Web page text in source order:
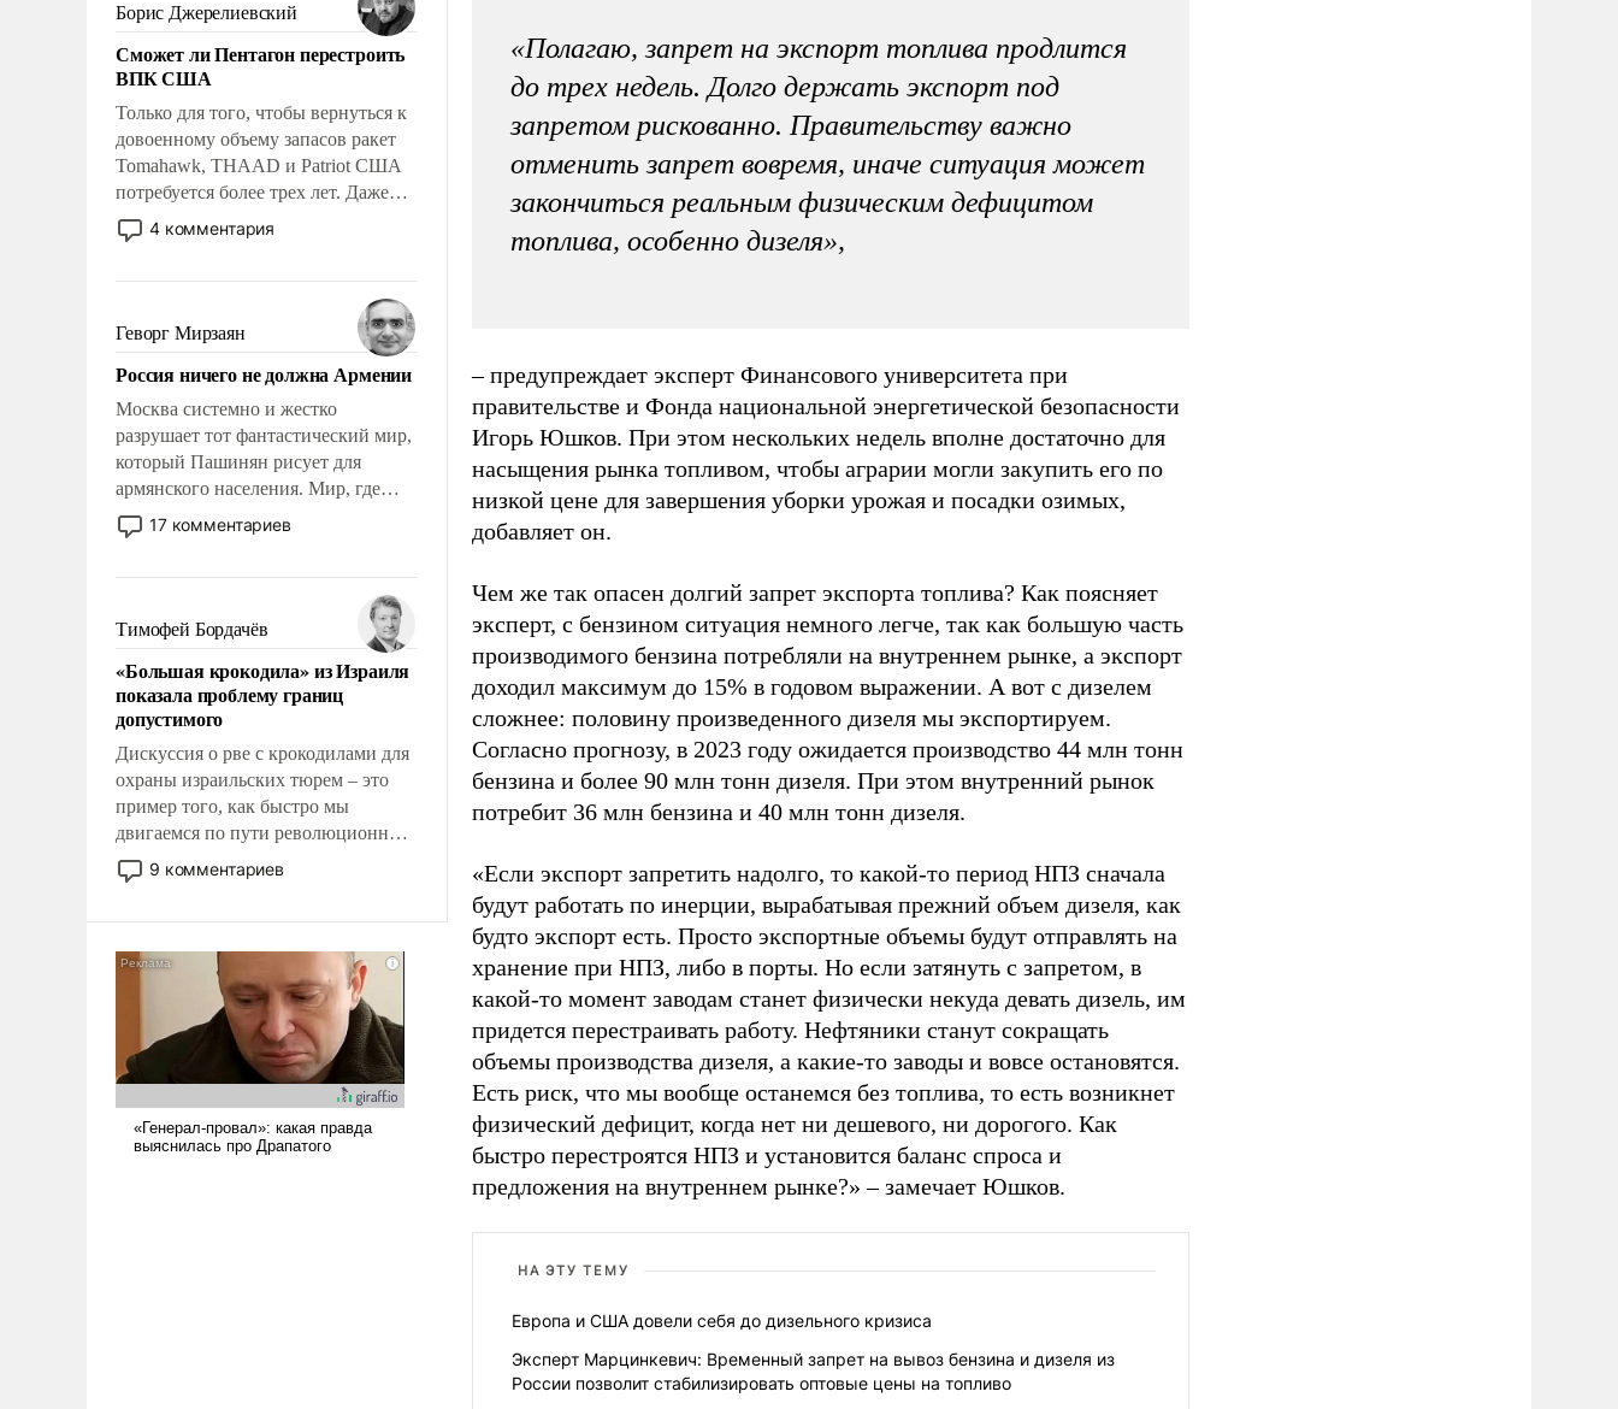
Борис Джерелиевский
Сможет ли Пентагон перестроить
ВПК США
Только для того, чтобы вернуться к
довоенному объему запасов ракет
Tomahawk, THAAD и Patriot США
потребуется более трех лет. Даже
небольшая война с Ираном
опустошила американские
уязвимости США, например, перед
Китаем.
4 комментария
Геворг Мирзаян
Россия ничего не должна Армении
Москва системно и жестко
разрушает тот фантастический мир,
который Пашинян рисует для
армянского населения. Мир, где
политические прожекты будут
безусловно оплачиваться за счет
где Еревану за свои поступки не
нужно отвечать.
17 комментариев
Тимофей Бордачёв
«Большая крокодила» из Израиля
показала проблему границ
допустимого
Дискуссия о рве с крокодилами для
охраны израильских тюрем – это
пример того, как быстро мы
двигаемся по пути революционных
изменений. То, что несколько лет
назад было образом для
9 комментариев
«Полагаю, запрет на экспорт топлива продлится
до трех недель. Долго держать экспорт под
запретом рискованно. Правительству важно
отменить запрет вовремя, иначе ситуация может
закончиться реальным физическим дефицитом
топлива, особенно дизеля»,
– предупреждает эксперт Финансового университета при
правительстве и Фонда национальной энергетической безопасности
Игорь Юшков. При этом нескольких недель вполне достаточно для
насыщения рынка топливом, чтобы аграрии могли закупить его по
низкой цене для завершения уборки урожая и посадки озимых,
добавляет он.
Чем же так опасен долгий запрет экспорта топлива? Как поясняет
эксперт, с бензином ситуация немного легче, так как большую часть
производимого бензина потребляли на внутреннем рынке, а экспорт
доходил максимум до 15% в годовом выражении. А вот с дизелем
сложнее: половину произведенного дизеля мы экспортируем.
Согласно прогнозу, в 2023 году ожидается производство 44 млн тонн
бензина и более 90 млн тонн дизеля. При этом внутренний рынок
потребит 36 млн бензина и 40 млн тонн дизеля.
«Если экспорт запретить надолго, то какой-то период НПЗ сначала
будут работать по инерции, вырабатывая прежний объем дизеля, как
будто экспорт есть. Просто экспортные объемы будут отправлять на
хранение при НПЗ, либо в порты. Но если затянуть с запретом, в
какой-то момент заводам станет физически некуда девать дизель, им
придется перестраивать работу. Нефтяники станут сокращать
объемы производства дизеля, а какие-то заводы и вовсе остановятся.
Есть риск, что мы вообще останемся без топлива, то есть возникнет
физический дефицит, когда нет ни дешевого, ни дорогого. Как
быстро перестроятся НПЗ и установится баланс спроса и
предложения на внутреннем рынке?» – замечает Юшков.
НА ЭТУ ТЕМУ
Европа и США довели себя до дизельного кризиса
Эксперт Марцинкевич: Временный запрет на вывоз бензина и дизеля из
России позволит стабилизировать оптовые цены на топливо